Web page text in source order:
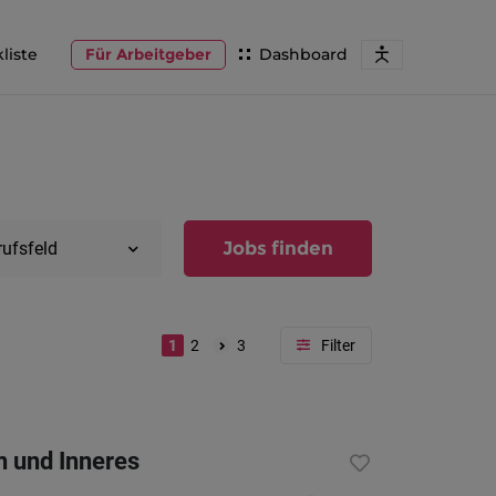
Dashboard
Für Arbeitgeber
Jobs finden
1 2 3
und Inneres